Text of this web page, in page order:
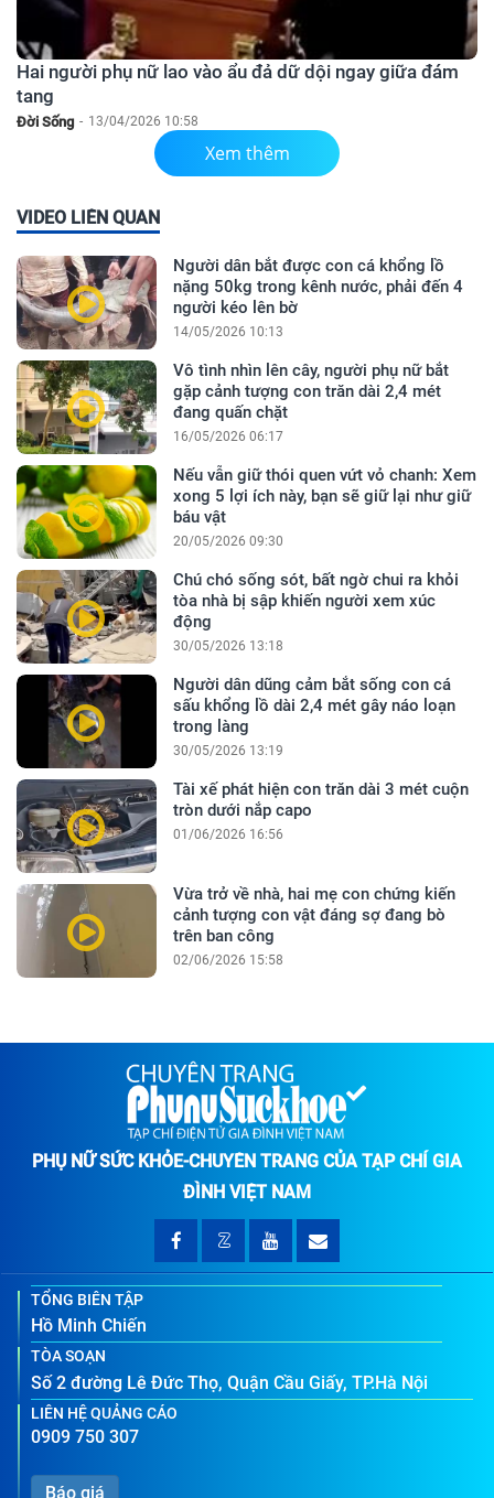
Hai người phụ nữ lao vào ẩu đả dữ dội ngay giữa đám
tang
Đời Sống - 13/04/2026 10:58
Xem thêm
VIDEO LIÊN QUAN
Người dân bắt được con cá khổng lồ
nặng 50kg trong kênh nước, phải đến 4
người kéo lên bờ
14/05/2026 10:13
Vô tình nhìn lên cây, người phụ nữ bắt
gặp cảnh tượng con trăn dài 2,4 mét
đang quấn chặt
16/05/2026 06:17
Nếu vẫn giữ thói quen vứt vỏ chanh: Xem
xong 5 lợi ích này, bạn sẽ giữ lại như giữ
báu vật
20/05/2026 09:30
Chú chó sống sót, bất ngờ chui ra khỏi
tòa nhà bị sập khiến người xem xúc
động
30/05/2026 13:18
Người dân dũng cảm bắt sống con cá
sấu khổng lồ dài 2,4 mét gây náo loạn
trong làng
30/05/2026 13:19
Tài xế phát hiện con trăn dài 3 mét cuộn
tròn dưới nắp capo
01/06/2026 16:56
Vừa trở về nhà, hai mẹ con chứng kiến
cảnh tượng con vật đáng sợ đang bò
trên ban công
02/06/2026 15:58
PHỤ NỮ SỨC KHỎE-CHUYÊN TRANG CỦA TẠP CHÍ GIA
ĐÌNH VIỆT NAM
TỔNG BIÊN TẬP
Hồ Minh Chiến
TÒA SOẠN
Số 2 đường Lê Đức Thọ, Quận Cầu Giấy, TP.Hà Nội
LIÊN HỆ QUẢNG CÁO
0909 750 307
Báo giá